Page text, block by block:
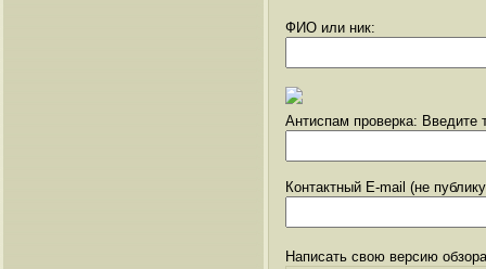
ФИО или ник:
Антиспам проверка: Введите
Контактный E-mail (не
Написать свою версию